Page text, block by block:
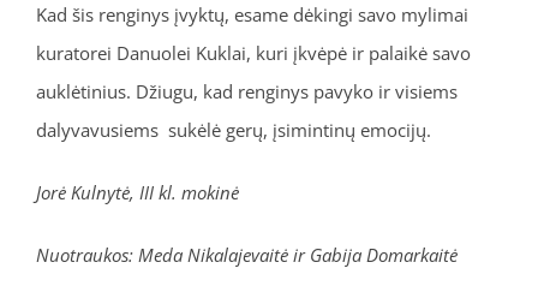
Kad šis renginys įvyktų, esame dėkingi savo mylimai
kuratorei Danuolei Kuklai, kuri įkvėpė ir palaikė savo
auklėtinius. Džiugu, kad renginys pavyko ir visiems
dalyvavusiems sukėlė gerų, įsimintinų emocijų.
Jorė Kulnytė, III kl. mokinė
Nuotraukos: Meda Nikalajevaitė ir Gabija Domarkaitė